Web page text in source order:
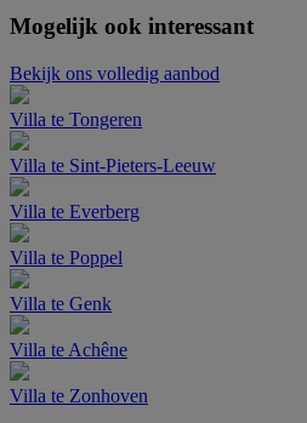
Mogelijk ook interessant
Bekijk ons volledig aanbod
Villa te Tongeren
Villa te Sint-Pieters-Leeuw
Villa te Everberg
Villa te Poppel
Villa te Genk
Villa te Achêne
Villa te Zonhoven